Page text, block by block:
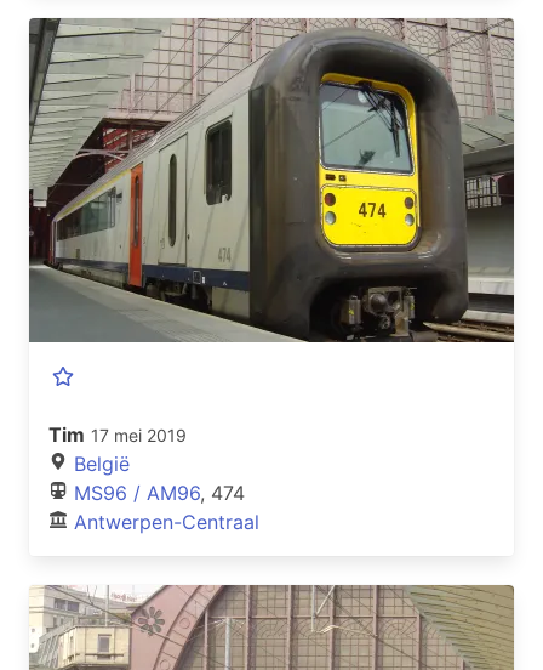
Tim 17 mei 2019
België
MS96 / AM96, 474
Antwerpen-Centraal